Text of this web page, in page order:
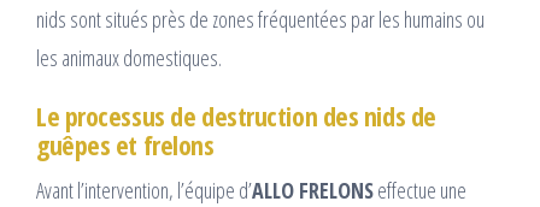
nids sont situés près de zones fréquentées par les humains ou
les animaux domestiques.
Le processus de destruction des nids de
guêpes et frelons
Avant l’intervention, l’équipe d’ALLO FRELONSeffectue une